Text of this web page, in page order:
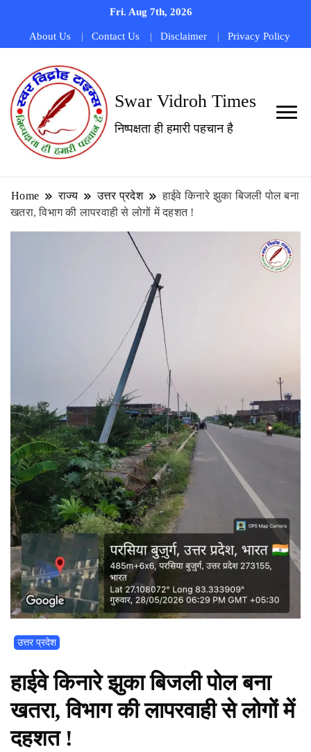
Fri. Aug 7th, 2026
About Us Contact Us Disclaimer Privacy Policy
Swar Vidroh Times
निष्पक्षता ही हमारी पहचान है
Home राज्य उत्तर प्रदेश
हाईवे किनारे झुका बिजली पोल बना
खतरा, विभाग की लापरवाही से लोगों में दहशत !
उत्तर प्रदेश
हाईवे किनारे झुका बिजली पोल बना
खतरा, विभाग की लापरवाही से लोगों में
दहशत !